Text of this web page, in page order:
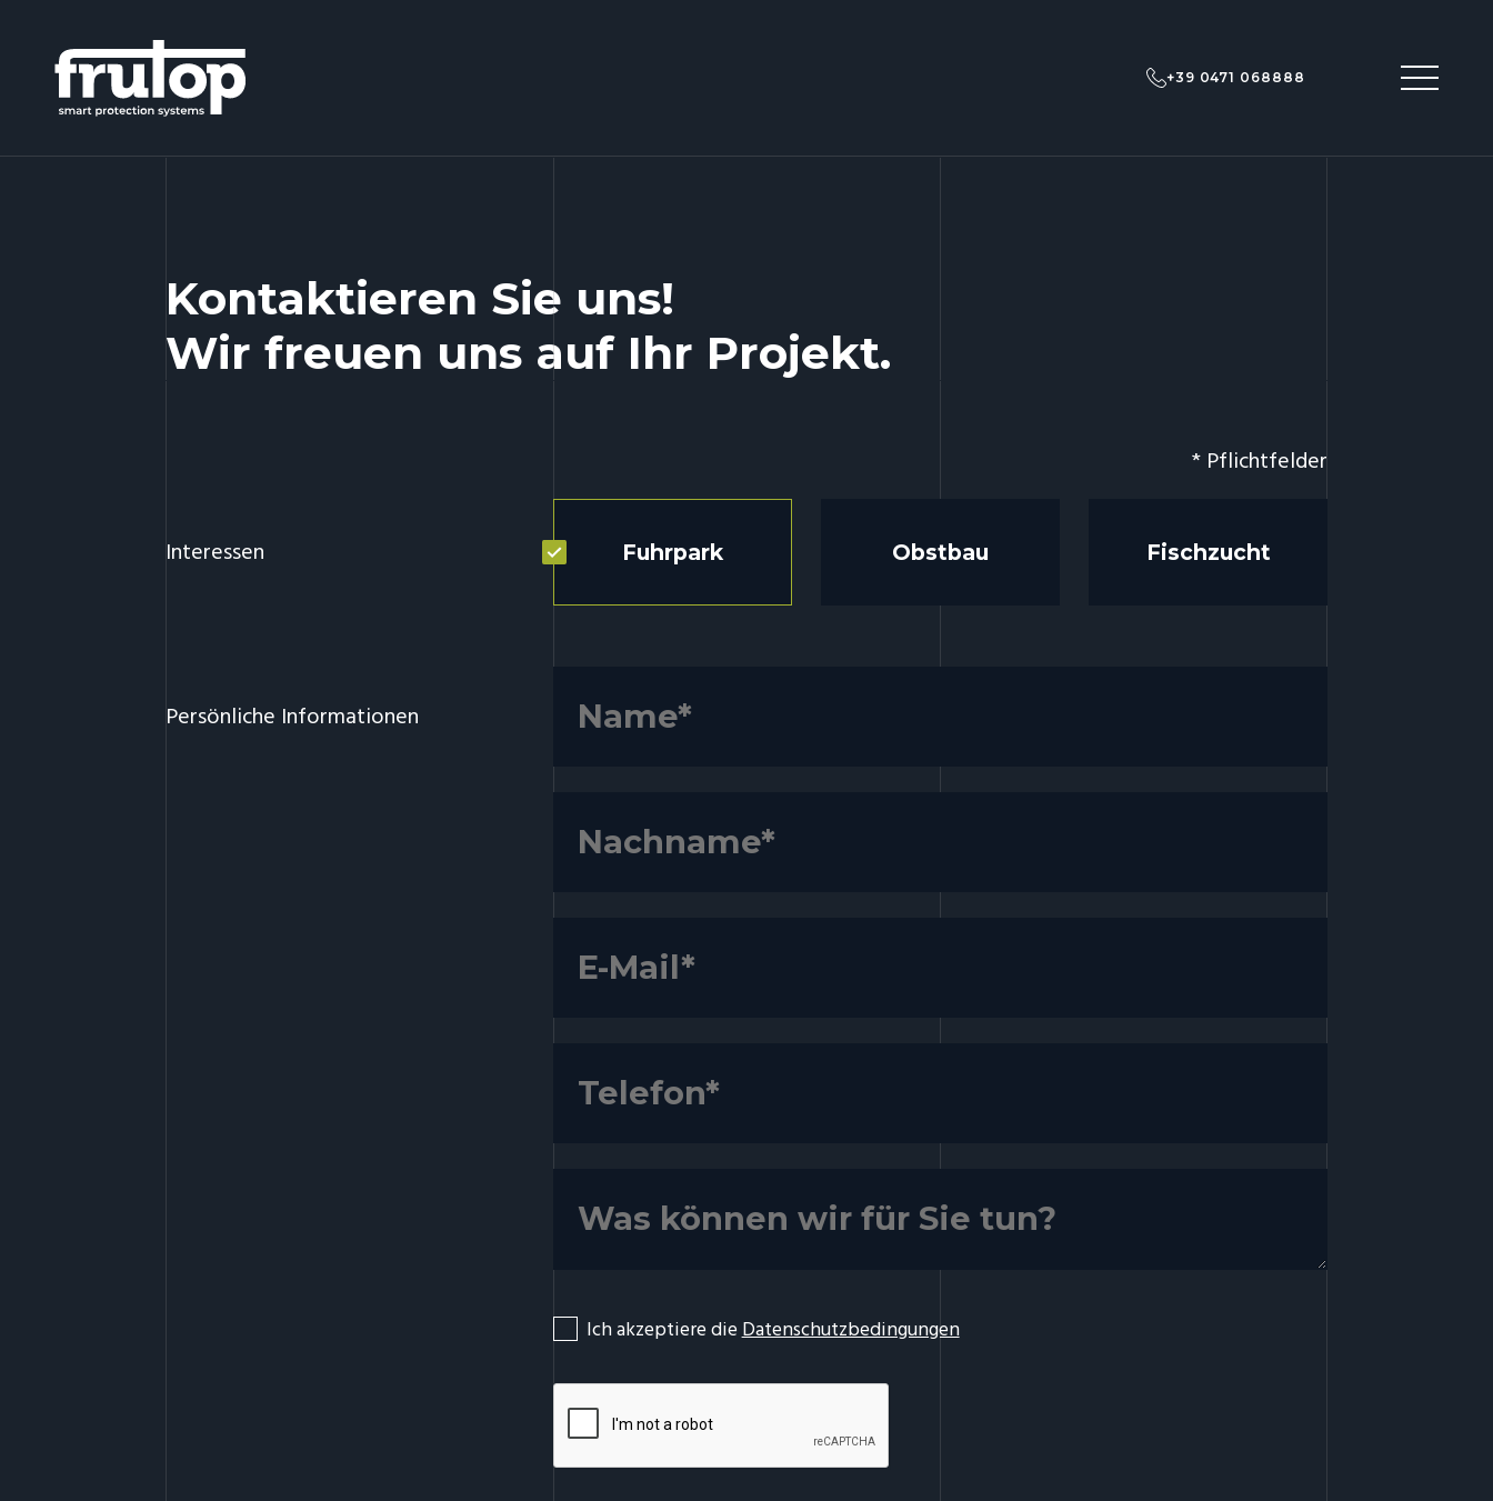
+39 0471 068888
Kontaktieren Sie uns!
Wir freuen uns auf Ihr Projekt.
* Pflichtfelder
Interessen Fuhrpark Obstbau Fischzucht
Persönliche Informationen
Ich akzeptiere dieDatenschutzbedingungen